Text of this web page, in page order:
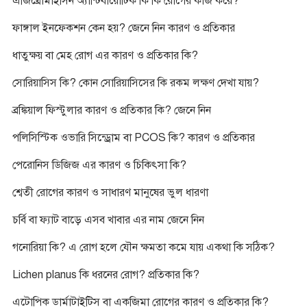
ফাঙ্গাল ইনফেকশন কেন হয়? জেনে নিন কারণ ও প্রতিকার
ধাতুক্ষয় বা মেহ রোগ এর কারণ ও প্রতিকার কি?
সোরিয়াসিস কি? কোন সোরিয়াসিসের কি রকম লক্ষণ দেখা যায়?
ব্রঙ্কিয়াল ফিস্টুলার কারণ ও প্রতিকার কি? জেনে নিন
পলিসিস্টিক ওভারি সিন্ড্রোম বা PCOS কি? কারণ ও প্রতিকার
পেরোনিস ডিজিজ এর কারণ ও চিকিৎসা কি?
শ্বেতী রোগের কারণ ও সাধারণ মানুষের ভুল ধারণা
চর্বি বা ফ্যাট বাড়ে এসব খাবার এর নাম জেনে নিন
গনোরিয়া কি? এ রোগ হলে যৌন ক্ষমতা কমে যায় একথা কি সঠিক?
Lichen planus কি ধরনের রোগ? প্রতিকার কি?
এটোপিক ডার্মাটাইটিস বা একজিমা রোগের কারণ ও প্রতিকার কি?